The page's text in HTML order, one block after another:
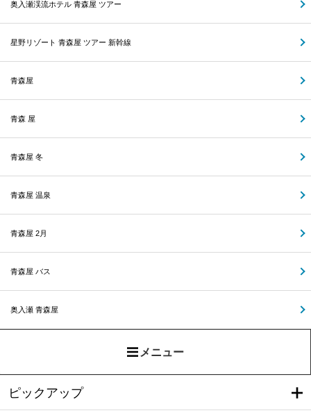
奥入瀬渓流ホテル 青森屋 ツアー
星野リゾート 青森屋 ツアー 新幹線
青森屋
青森 屋
青森屋 冬
青森屋 温泉
青森屋 2月
青森屋 バス
奥入瀬 青森屋
メニュー
ピックアップ